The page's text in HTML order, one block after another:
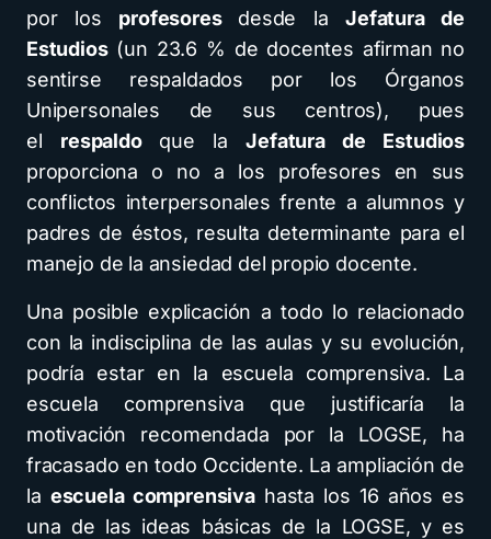
por los profesores desde laJefatura de
Estudios(un 23.6 % de docentes afirman no
sentirse respaldados por los Órganos
Unipersonales de sus centros), pues
el respaldo que laJefatura de Estudios
proporciona o no a los profesores en sus
conflictos interpersonales frente a alumnos y
padres de éstos, resulta determinante para el
manejo de la ansiedad del propio docente.
Una posible explicación a todo lo relacionado
con la indisciplina de las aulas y su evolución,
podría estar en la escuela comprensiva. La
escuela comprensiva que justificaría la
motivación recomendada por la LOGSE, ha
fracasado en todo Occidente. La ampliación de
la escuela comprensivahasta los 16 años es
una de las ideas básicas de la LOGSE, y es